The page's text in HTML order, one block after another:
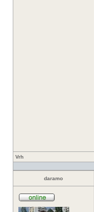
Vrh
daramo